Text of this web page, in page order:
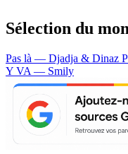
Sélection du
Pas là — Djadja & Dinaz
Y VA — Smily